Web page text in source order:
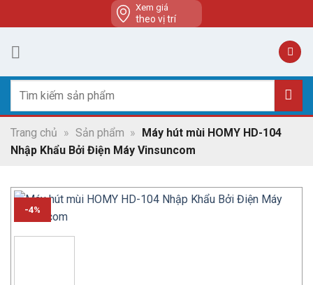
to
content
Xem giá
theo vị trí
kiếm:
Trang chủ » Sản phẩm » Máy hút mùi HOMY HD-104
Nhập Khẩu Bởi Điện Máy Vinsuncom
-4%